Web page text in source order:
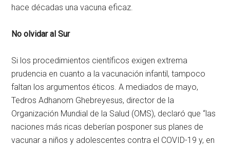
hace décadas una vacuna eficaz.
No olvidar al Sur
Si los procedimientos científicos exigen extrema
prudencia en cuanto a la vacunación infantil, tampoco
faltan los argumentos éticos. A mediados de mayo,
Tedros Adhanom Ghebreyesus, director de la
Organización Mundial de la Salud (OMS), declaró que “las
naciones más ricas deberían posponer sus planes de
vacunar a niños y adolescentes contra el COVID-19 y, en